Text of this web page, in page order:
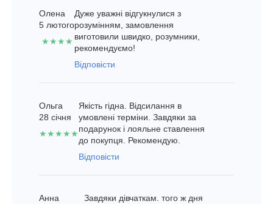
Олена
5 лютого
★★★★
Дуже уважні відгукнулися з
розумінням, замовлення
виготовили швидко, розумники,
рекомендуємо!
Відповісти
Ольга
28 січня
★★★★★
Якість гідна. Відсилання в
умовлені терміни. Завдяки за
подарунок і лояльне ставлення
до покупця. Рекомендую.
Відповісти
Анна
Завдяки дівчаткам. того ж дня